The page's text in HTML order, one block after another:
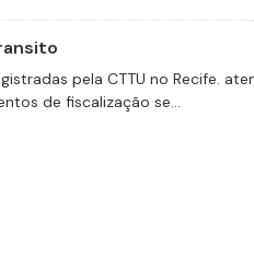
pela CTTU no Recife.
de fiscalização se...